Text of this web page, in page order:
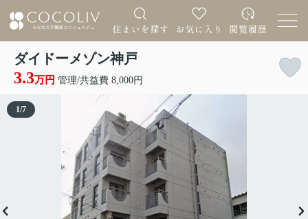
ダイドーメゾン神戸
3.3万円 管理/共益費 8,000円
1/7